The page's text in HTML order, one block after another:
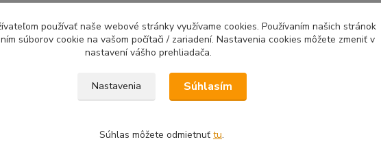
používať naše webové stránky využívame cookies. Používaním našich stránok
súborov cookie na vašom počítači / zariadení. Nastavenia cookies môžete zmeniť v
nastavení vášho prehliadača.
Nastavenia Súhlasím
Súhlas môžete odmietnuť tu.